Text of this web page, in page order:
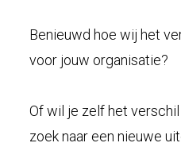
Benieuwd hoe wij het
voor jouw organisatie?
Of wil je zelf het
zoek naar een nieuwe